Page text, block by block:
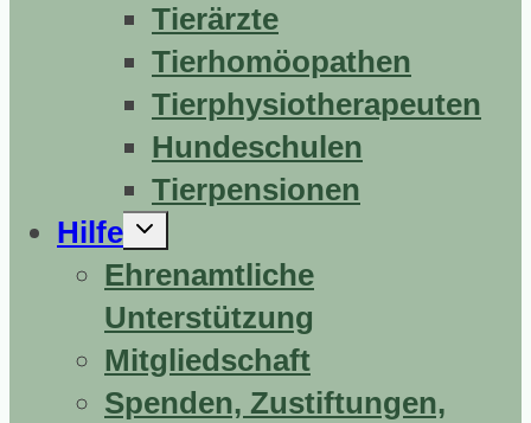
Tierärzte
Tierhomöopathen
Tierphysiotherapeuten
Hundeschulen
Tierpensionen
Hilfe
Untermenü
Ehrenamtliche
Unterstützung
Mitgliedschaft
Spenden, Zustiftungen,